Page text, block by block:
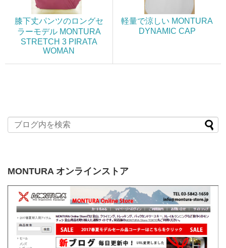
膝下丈パンツのロングセ
ラーモデル MONTURA
STRETCH 3 PIRATA
WOMAN
軽量で涼しい MONTURA
DYNAMIC CAP
MONTURA オンラインストア